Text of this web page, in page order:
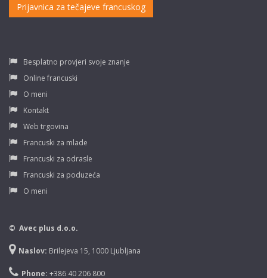
Prijavnica za tečajeve francuskog
Besplatno provjeri svoje znanje
Online francuski
O meni
Kontakt
Web trgovina
Francuski za mlade
Francuski za odrasle
Francuski za poduzeća
O meni
© Avec plus d.o.o.
Naslov: Brilejeva 15, 1000 Ljubljana
Phone: +386 40 206 800